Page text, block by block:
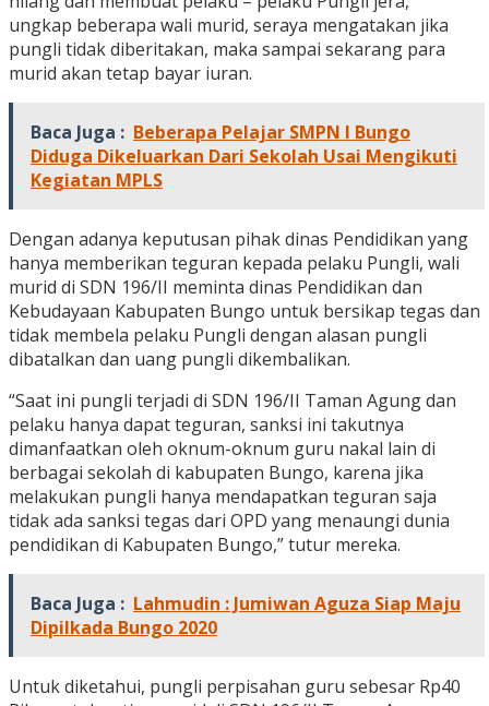
ungkap beberapa wali murid, seraya mengatakan jika
pungli tidak diberitakan, maka sampai sekarang para
murid akan tetap bayar iuran.
Baca Juga : Beberapa Pelajar SMPN I Bungo
Diduga Dikeluarkan Dari Sekolah Usai Mengikuti
Kegiatan MPLS
Dengan adanya keputusan pihak dinas Pendidikan yang
hanya memberikan teguran kepada pelaku Pungli, wali
murid di SDN 196/II meminta dinas Pendidikan dan
Kebudayaan Kabupaten Bungo untuk bersikap tegas dan
tidak membela pelaku Pungli dengan alasan pungli
dibatalkan dan uang pungli dikembalikan.
“Saat ini pungli terjadi di SDN 196/II Taman Agung dan
pelaku hanya dapat teguran, sanksi ini takutnya
dimanfaatkan oleh oknum-oknum guru nakal lain di
berbagai sekolah di kabupaten Bungo, karena jika
melakukan pungli hanya mendapatkan teguran saja
tidak ada sanksi tegas dari OPD yang menaungi dunia
pendidikan di Kabupaten Bungo,” tutur mereka.
Baca Juga : Lahmudin : Jumiwan Aguza Siap Maju
Dipilkada Bungo 2020
Untuk diketahui, pungli perpisahan guru sebesar Rp40